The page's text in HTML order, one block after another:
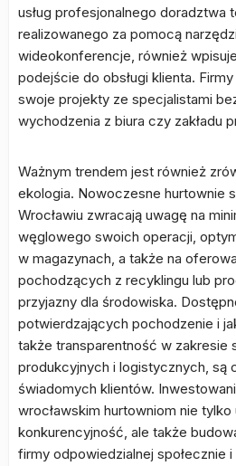
usług profesjonalnego doradztwa
realizowanego za pomocą
wideokonferencje, również
podejście do obsługi klienta.
swoje projekty ze specjalistami
wychodzenia z biura czy zakładu
Ważnym trendem jest również
ekologia. Nowoczesne hurtownie
Wrocławiu zwracają uwagę na
węglowego swoich operacji,
w magazynach, a także na
pochodzących z recyklingu lub
przyjazny dla środowiska.
potwierdzających pochodzenie i
także transparentność w
produkcyjnych i logistycznych, są
świadomych klientów.
wrocławskim hurtowniom nie tylko
konkurencyjność, ale także
firmy odpowiedzialnej społecznie